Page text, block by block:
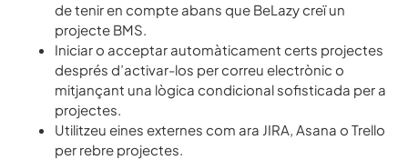
de tenir en compte abans que BeLazy creï un
projecte BMS.
Iniciar o acceptar automàticament certs projectes
després d’activar-los per correu electrònic o
mitjançant una lògica condicional sofisticada per a
projectes.
Utilitzeu eines externes com ara JIRA, Asana o Trello
per rebre projectes.